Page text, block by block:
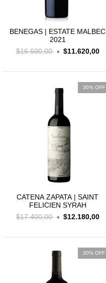
BENEGAS | ESTATE MALBEC
2021
$16.600,00
$11.620,00
30% OFF
CATENA ZAPATA | SAINT
FELICIEN SYRAH
$17.400,00
$12.180,00
30% OFF